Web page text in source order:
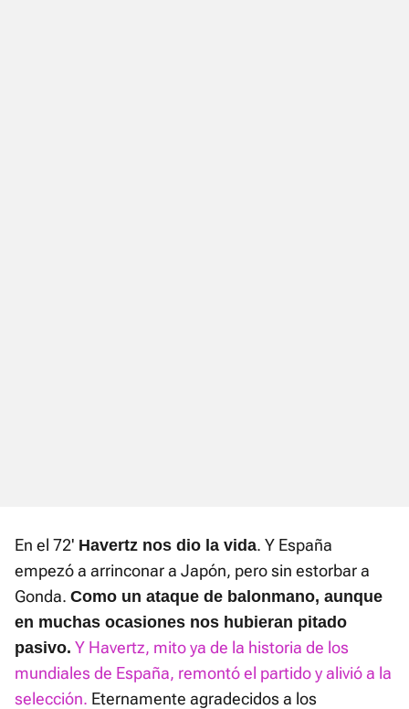
En el 72' Havertz nos dio la vida. Y España
empezó a arrinconar a Japón, pero sin estorbar a
Gonda. Como un ataque de balonmano, aunque
en muchas ocasiones nos hubieran pitado
pasivo. Y Havertz, mito ya de la historia de los
mundiales de España, remontó el partido y alivió a la
selección. Eternamente agradecidos a los